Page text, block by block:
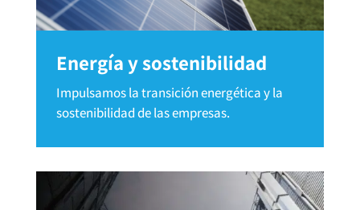
Energía y sostenibilidad
Impulsamos la transición energética y la
sostenibilidad de las empresas.